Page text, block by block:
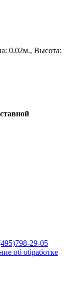
0.02м., Высота:
29-05
об обработке